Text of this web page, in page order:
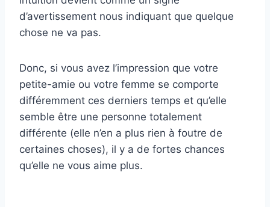
d’avertissement nous indiquant que quelque
chose ne va pas.
Donc, si vous avez l’impression que votre
petite-amie ou votre femme se comporte
différemment ces derniers temps et qu’elle
semble être une personne totalement
différente (elle n’en a plus rien à foutre de
certaines choses), il y a de fortes chances
qu’elle ne vous aime plus.